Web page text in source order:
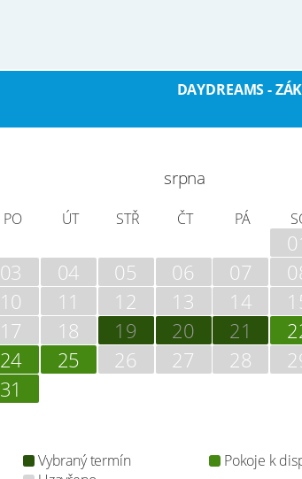
DAYDREAMS -
srpna
PO ÚT STŘ ČT PÁ
03
04 05 06 07
10
11 12 13 14
17
18 19 20 21
24
25 26 27 28
31
Vybraný termín
Pokoje k